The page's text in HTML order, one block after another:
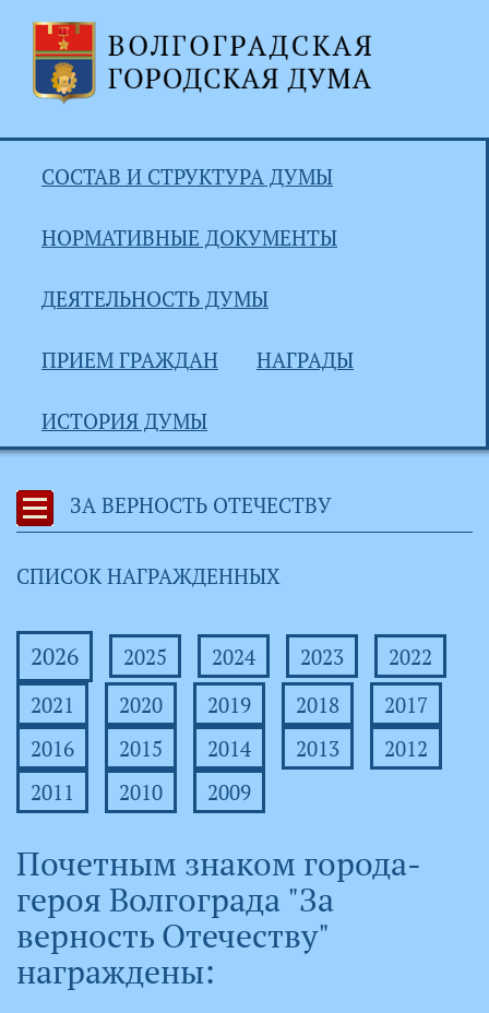
СОСТАВ И СТРУКТУРА ДУМЫ
НОРМАТИВНЫЕ ДОКУМЕНТЫ
ДЕЯТЕЛЬНОСТЬ ДУМЫ
ПРИЕМ ГРАЖДАН НАГРАДЫ
ИСТОРИЯ ДУМЫ
ЗА ВЕРНОСТЬ ОТЕЧЕСТВУ
СПИСОК НАГРАЖДЕННЫХ
2026 2025 2024 2023
2022
2021
2020 2019 2018
2017
2016
2015 2014 2013
2012
2011
2010 2009
Почетным знаком города-
героя Волгограда "За
верность Отечеству"
награждены: